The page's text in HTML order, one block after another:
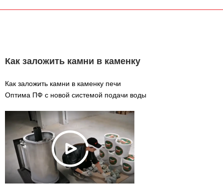
Как заложить камни в каменку
Как заложить камни в каменку печи
Оптима ПФ с новой системой подачи воды